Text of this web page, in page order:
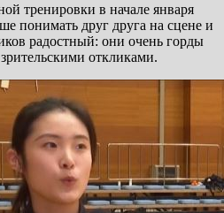
тренировки в начале января
понимать друг друга на сцене и
радостный: они очень горды
откликами.